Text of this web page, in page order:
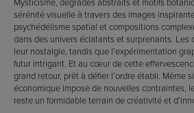
sérénité visuelle à travers des images
psychédélisme spatial et compositions
dans des univers éclatants et surprenants. Les
leur nostalgie, tandis que l’expérimentation
futur intrigant. Et au cœur de cette
grand retour, prêt à défier l’ordre établi. Même
économique impose de nouvelles contraintes,
reste un formidable terrain de créativité et